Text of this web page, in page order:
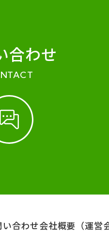
合わせ
い合わせ会社概要（運営